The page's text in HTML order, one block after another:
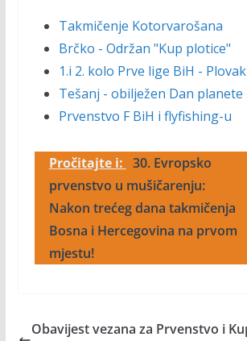
Takmičenje Kotorvarošana
Brčko - Održan "Kup plotice"
1.i 2. kolo Prve lige BiH - Plovak
Tešanj - obilježen Dan planete
Prvenstvo F BiH i flyfishing-u
Pročitajte i: 30. Evropsko
prvenstvo u mušičarenju:
Nakon trećeg dana takmičenja
Bosna i Hercegovina na prvom
mjestu!
Obavijest vezana za Prvenstvo i